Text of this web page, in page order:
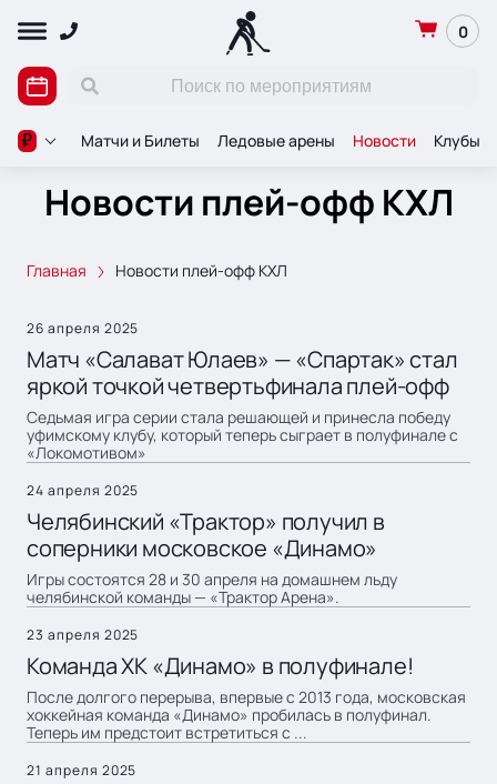
0
Матчи и Билеты Ледовые арены Новости Клубы
₽
Новости плей-офф КХЛ
Главная Новости плей-офф КХЛ
26 апреля 2025
Матч «Салават Юлаев» — «Спартак» стал
яркой точкой четвертьфинала плей-офф
Седьмая игра серии стала решающей и принесла победу
уфимскому клубу, который теперь сыграет в полуфинале с
«Локомотивом»
24 апреля 2025
Челябинский «Трактор» получил в
соперники московское «Динамо»
Игры состоятся 28 и 30 апреля на домашнем льду
челябинской команды — «Трактор Арена».
23 апреля 2025
Команда ХК «Динамо» в полуфинале!
После долгого перерыва, впервые с 2013 года, московская
хоккейная команда «Динамо» пробилась в полуфинал.
Теперь им предстоит встретиться с ...
21 апреля 2025